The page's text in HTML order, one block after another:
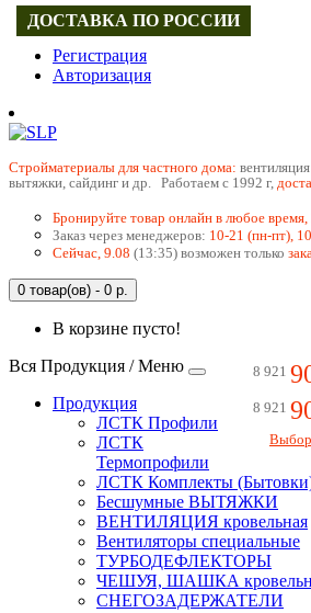
Регистрация
Авторизация
Cтройматериалы для частного дома:
вытяжки, сайдинг и др. Работаем с 1992 г,
Бронируйте товар онлайн в любое
Заказ через менеджеров: 10-21 (пн-пт),
Сейчас, 9.08 (13:35) возможен только
0 товар(ов) - 0 р.
В корзине пусто!
8 921
8 921
Вся Продукция / Меню
Продукция
ЛСТК Профили
ЛСТК
Термопрофили
ЛСТК Комплекты
Бесшумные ВЫТЯЖКИ
ВЕНТИЛЯЦИЯ кровельная
Вентиляторы специальные
ТУРБОДЕФЛЕКТОРЫ
ЧЕШУЯ, ШАШКА
СНЕГОЗАДЕРЖАТЕЛИ
ДОСТАВКА ПО РОССИИ